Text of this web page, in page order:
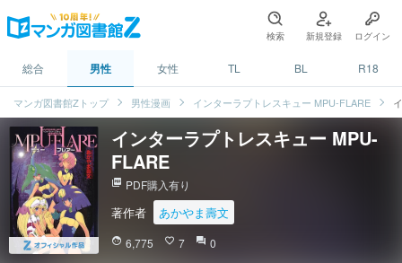
検索 新規登録 ログイン
総合 男性 女性 TL BL R18
マンガ図書館Zトップ 男性漫画 インターラプトレスキュー MPU-FLARE
インターラプトレスキュー MPU-
FLARE
picture_as_pdf PDF購入有り
著作者 あかやま壽文
face 6,775 favorite_border 7 question_answer 0